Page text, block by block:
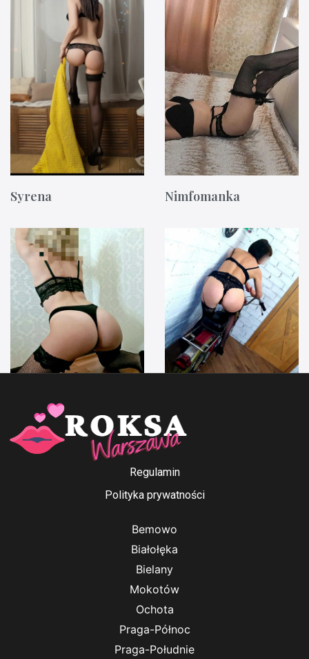
Syrena Nimfomanka
Anna Ford Irenka
Regulamin
Polityka prywatności
Bemowo
Białołęka
Bielany
Mokotów
Ochota
Praga-Północ
Praga-Południe